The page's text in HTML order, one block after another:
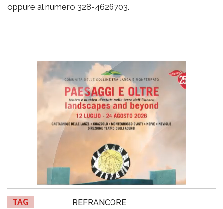
oppure al numero 328-4626703.
TAG
REFRANCORE